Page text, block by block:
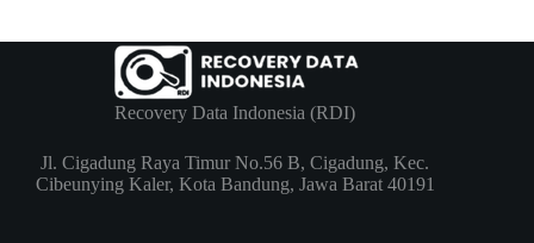
Recovery Data Indonesia (RDI)
Jl. Cigadung Raya Timur No.56 B, Cigadung, Kec.
Cibeunying Kaler, Kota Bandung, Jawa Barat 40191